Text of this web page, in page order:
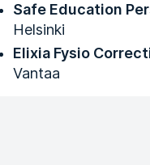
Safe Education
Helsinki
Elixia Fysio
Vantaa